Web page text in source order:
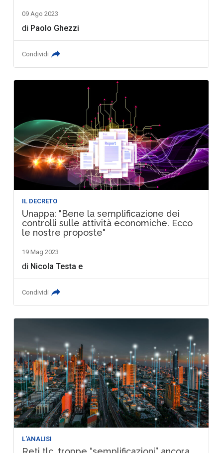
09 Ago 2023
di Paolo Ghezzi
Condividi
IL DECRETO
Unappa: "Bene la semplificazione dei
controlli sulle attività economiche. Ecco
le nostre proposte"
19 Mag 2023
di Nicola Testa e
Condividi
L'ANALISI